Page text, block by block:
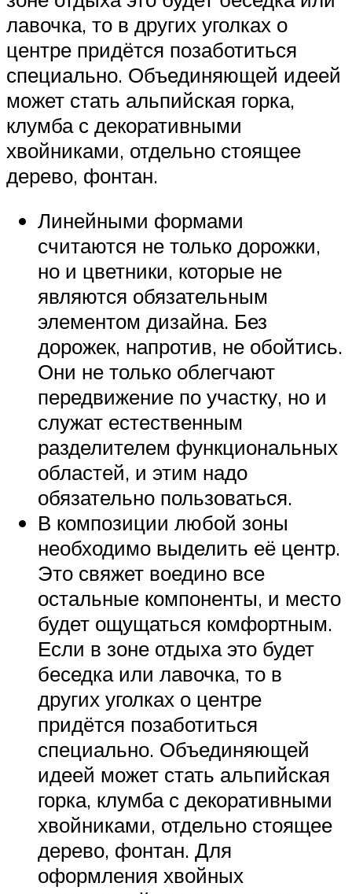
лавочка, то в других уголках о
центре придётся позаботиться
специально. Объединяющей идеей
может стать альпийская горка,
клумба с декоративными
хвойниками, отдельно стоящее
дерево, фонтан.
Линейными формами
считаются не только дорожки,
но и цветники, которые не
являются обязательным
элементом дизайна. Без
дорожек, напротив, не обойтись.
Они не только облегчают
передвижение по участку, но и
служат естественным
разделителем функциональных
областей, и этим надо
обязательно пользоваться.
В композиции любой зоны
необходимо выделить её центр.
Это свяжет воедино все
остальные компоненты, и место
будет ощущаться комфортным.
Если в зоне отдыха это будет
беседка или лавочка, то в
других уголках о центре
придётся позаботиться
специально. Объединяющей
идеей может стать альпийская
горка, клумба с декоративными
хвойниками, отдельно стоящее
дерево, фонтан. Для
оформления хвойных